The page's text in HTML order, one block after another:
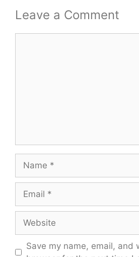
Leave a Comment
Save my name, email, and